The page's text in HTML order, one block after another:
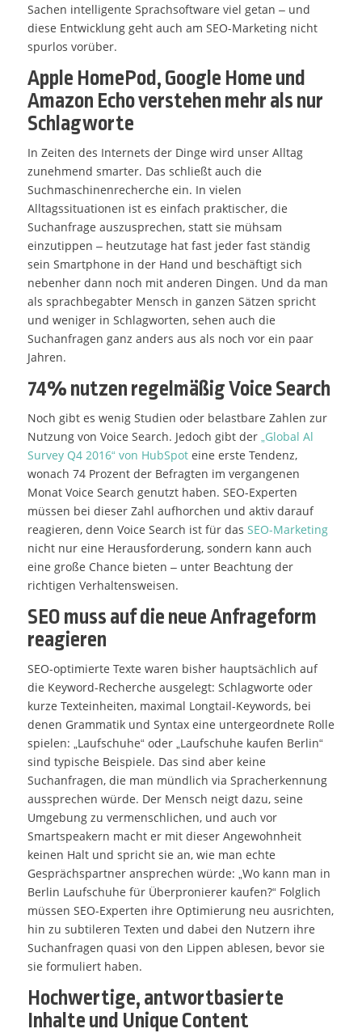
Sachen intelligente Sprachsoftware viel getan – und
diese Entwicklung geht auch am SEO-Marketing nicht
spurlos vorüber.
Apple HomePod, Google Home und
Amazon Echo verstehen mehr als nur
Schlagworte
In Zeiten des Internets der Dinge wird unser Alltag
zunehmend smarter. Das schließt auch die
Suchmaschinenrecherche ein. In vielen
Alltagssituationen ist es einfach praktischer, die
Suchanfrage auszusprechen, statt sie mühsam
einzutippen – heutzutage hat fast jeder fast ständig
sein Smartphone in der Hand und beschäftigt sich
nebenher dann noch mit anderen Dingen. Und da man
als sprachbegabter Mensch in ganzen Sätzen spricht
und weniger in Schlagworten, sehen auch die
Suchanfragen ganz anders aus als noch vor ein paar
Jahren.
74% nutzen regelmäßig Voice Search
Noch gibt es wenig Studien oder belastbare Zahlen zur
Nutzung von Voice Search. Jedoch gibt der „Global Al
Survey Q4 2016“ von HubSpoteine erste Tendenz,
wonach 74 Prozent der Befragten im vergangenen
Monat Voice Search genutzt haben. SEO-Experten
müssen bei dieser Zahl aufhorchen und aktiv darauf
reagieren, denn Voice Search ist für das SEO-Marketing
nicht nur eine Herausforderung, sondern kann auch
eine große Chance bieten – unter Beachtung der
richtigen Verhaltensweisen.
SEO muss auf die neue Anfrageform
reagieren
SEO-optimierte Texte waren bisher hauptsächlich auf
die Keyword-Recherche ausgelegt: Schlagworte oder
kurze Texteinheiten, maximal Longtail-Keywords, bei
denen Grammatik und Syntax eine untergeordnete Rolle
spielen: „Laufschuhe“ oder „Laufschuhe kaufen Berlin“
sind typische Beispiele. Das sind aber keine
Suchanfragen, die man mündlich via Spracherkennung
aussprechen würde. Der Mensch neigt dazu, seine
Umgebung zu vermenschlichen, und auch vor
Smartspeakern macht er mit dieser Angewohnheit
keinen Halt und spricht sie an, wie man echte
Gesprächspartner ansprechen würde: „Wo kann man in
Berlin Laufschuhe für Überpronierer kaufen?“ Folglich
müssen SEO-Experten ihre Optimierung neu ausrichten,
hin zu subtileren Texten und dabei den Nutzern ihre
Suchanfragen quasi von den Lippen ablesen, bevor sie
sie formuliert haben.
Hochwertige, antwortbasierte
Inhalte und Unique Content